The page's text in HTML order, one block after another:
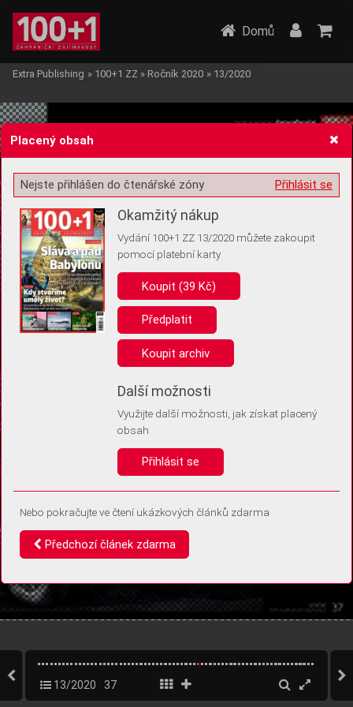
Žádost o souhlas s ukládáním volitelných informací
Pro základní fungování webu nepotřebujeme ukládat žádné informace
(tzv. cookies apod.). Rádi bychom vás ale požádali o souhlas s
uložením volitelných informací:
Anonymní unikátní ID
Díky němu příště poznáme, že se jedná o stejné zařízení, a
Identifikátor je zcela anonymní.
Vaše souhlasy a odmítnutí si ukládáme do vašeho zařízení, abychom se
vás už příště znovu neptali. Můžete je kdykoli později upravit ve Správě
Domů
Extra Publishing » 100+1 ZZ » Ročník 2020 » 13/2020
13/2020 37
Placený obsah
Přihlásit se
Nejste přihlášen do čtenářské zóny
Okamžitý nákup
Vydání 100+1 ZZ 13/2020 můžete zakoupit
pomocí platební karty
Koupit (39 Kč)
Předplatit
Koupit archiv
Další možnosti
Využijte další možnosti, jak získat placený
obsah
Přihlásit se
Nebo pokračujte ve čtení ukázkových článků zdarma
Předchozí článek zdarma